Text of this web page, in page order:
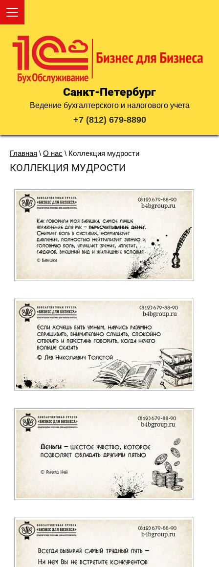
Санкт-Петербург
Ведение бухгалтерского и налогового учета
+7 (812) 679-8890
Главная \ О нас \ Коллекция мудрости
КОЛЛЕКЦИЯ МУДРОСТИ